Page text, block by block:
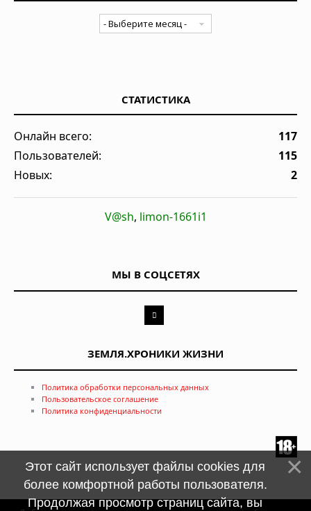
СТАТИСТИКА
Онлайн всего:
117
Пользователей:
115
Новых:
2
V@sh, limon-1661i1
МЫ В СОЦСЕТЯХ
ЗЕМЛЯ.ХРОНИКИ ЖИЗНИ
Политика обработки персональных данных
Пользовательское соглашение
Политика конфиденциальности
Этот сайт использует файлы cookies для
более комфортной работы пользователя.
Продолжая просмотр страниц сайта, вы